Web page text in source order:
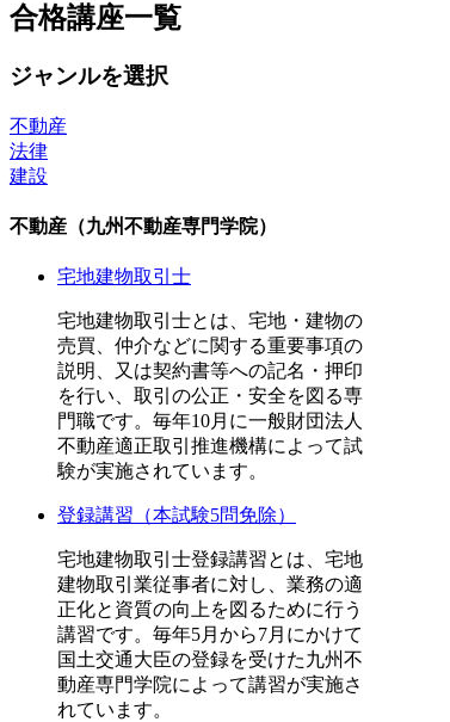
合格講座一覧
ジャンルを選択
不動産
法律
建設
不動産（九州不動産専門学院）
宅地建物取引士
宅地建物取引士とは、宅地・建物の
売買、仲介などに関する重要事項の
説明、又は契約書等への記名・押印
を行い、取引の公正・安全を図る専
門職です。毎年10月に一般財団法人
不動産適正取引推進機構によって試
験が実施されています。
登録講習（本試験5問免除）
宅地建物取引士登録講習とは、宅地
建物取引業従事者に対し、業務の適
正化と資質の向上を図るために行う
講習です。毎年5月から7月にかけて
国土交通大臣の登録を受けた九州不
動産専門学院によって講習が実施さ
れています。